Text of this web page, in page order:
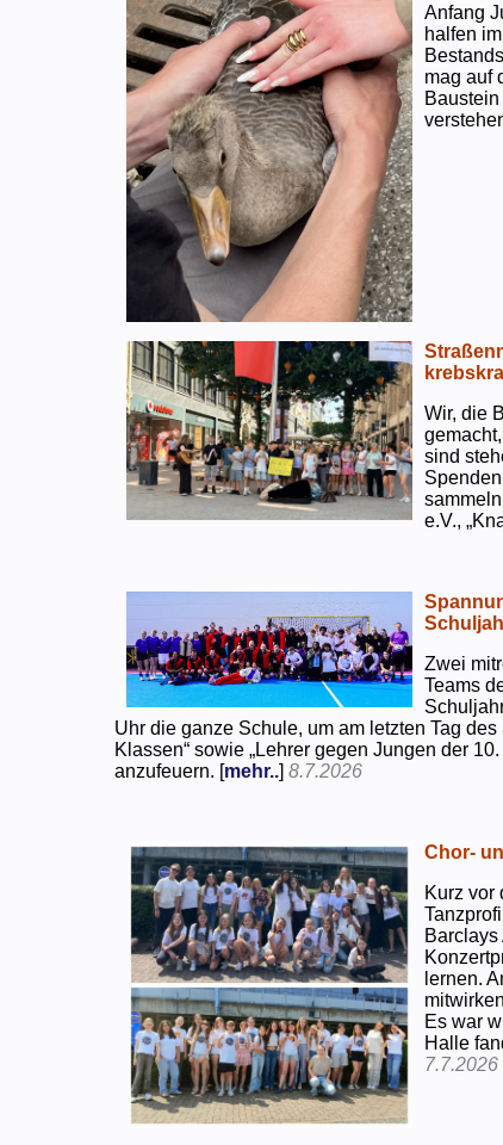
Anfang
halfen
mag auf
Wir, die
sind
e.V.,
Zwei
Teams
Uhr die ganze Schule, um am letzten Tag
Klassen“ sowie „Lehrer gegen Jungen der
anzufeuern. [mehr..]8.7.2026
Chor-
Kurz vor
lernen.
Es war
Halle
7.7.2026